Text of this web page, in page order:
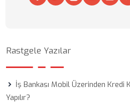
Rastgele Yazılar
İş Bankası Mobil Üzerinden Kredi
Yapılır?